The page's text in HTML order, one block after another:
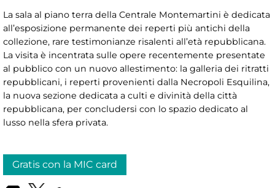
La sala al piano terra della Centrale Montemartini è dedicata
all’esposizione permanente dei reperti più antichi della
collezione, rare testimonianze risalenti all’età repubblicana.
La visita è incentrata sulle opere recentemente presentate
al pubblico con un nuovo allestimento: la galleria dei ritratti
repubblicani, i reperti provenienti dalla Necropoli Esquilina,
la nuova sezione dedicata a culti e divinità della città
repubblicana, per concludersi con lo spazio dedicato al
lusso nella sfera privata.
Gratis con la MIC card